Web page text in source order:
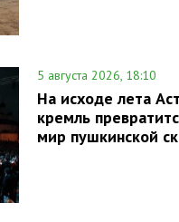
5 августа 2026, 18:10
На исходе лета
кремль
мир пушкинской